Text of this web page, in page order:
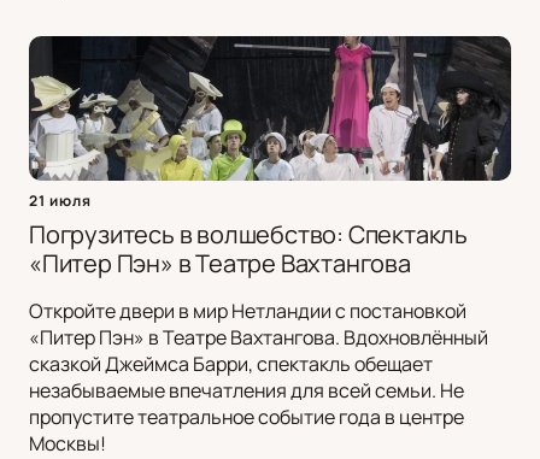
21 июля
Погрузитесь в волшебство: Спектакль
«Питер Пэн» в Театре Вахтангова
Откройте двери в мир Нетландии с постановкой
«Питер Пэн» в Театре Вахтангова. Вдохновлённый
сказкой Джеймса Барри, спектакль обещает
незабываемые впечатления для всей семьи. Не
пропустите театральное событие года в центре
Москвы!